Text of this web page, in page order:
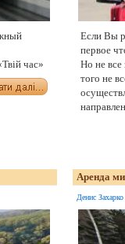
час»
Если Вы
первое
Но не все
того не
Аренда
Денис Захарко